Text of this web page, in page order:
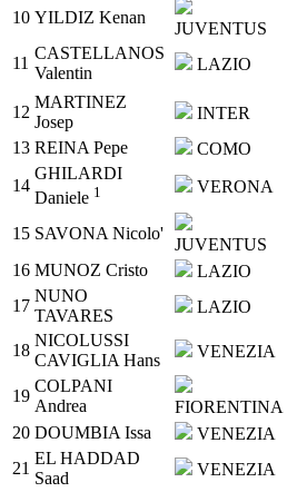
10 YILDIZ Kenan
JUVENTUS
11
CASTELLANOS
Valentin
LAZIO
12
MARTINEZ
Josep
INTER
13 REINA Pepe COMO
14
GHILARDI
Daniele 1 VERONA
15 SAVONA Nicolo'
JUVENTUS
16 MUNOZ Cristo LAZIO
17
NUNO
TAVARES
LAZIO
18
NICOLUSSI
CAVIGLIA Hans
VENEZIA
19
COLPANI
Andrea
FIORENTINA
20 DOUMBIA Issa VENEZIA
21
EL HADDAD
Saad
VENEZIA